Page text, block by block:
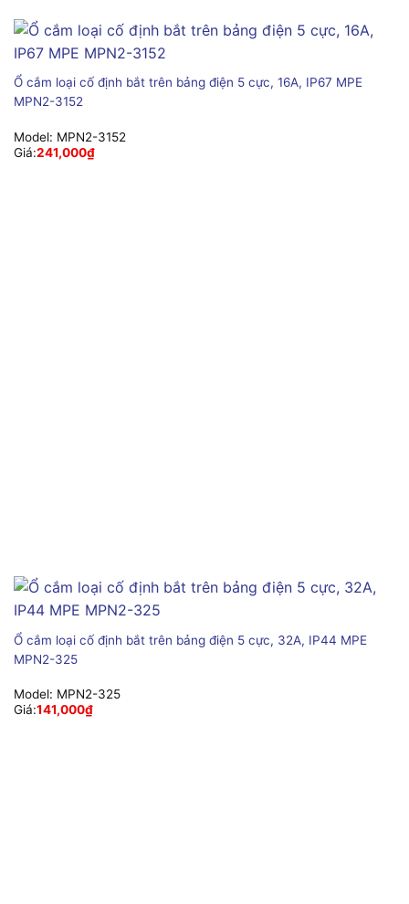
Ổ cắm loại cố định bắt trên bảng điện 5 cực, 16A, IP67 MPE
MPN2-3152
Model: MPN2-3152
Giá:241,000₫
Ổ cắm loại cố định bắt trên bảng điện 5 cực, 32A, IP44 MPE
MPN2-325
Model: MPN2-325
Giá:141,000₫